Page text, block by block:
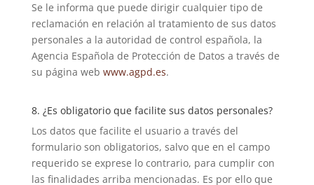
Se le informa que puede dirigir cualquier tipo de
reclamación en relación al tratamiento de sus datos
personales a la autoridad de control española, la
Agencia Española de Protección de Datos a través de
su página web www.agpd.es.
8. ¿Es obligatorio que facilite sus datos personales?
Los datos que facilite el usuario a través del
formulario son obligatorios, salvo que en el campo
requerido se exprese lo contrario, para cumplir con
las finalidades arriba mencionadas. Es por ello que